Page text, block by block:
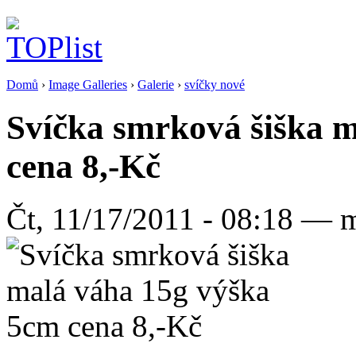
Domů › Image Galleries › Galerie › svíčky nové
Svíčka smrková šiška
cena 8,-Kč
Čt, 11/17/2011 - 08:18 —